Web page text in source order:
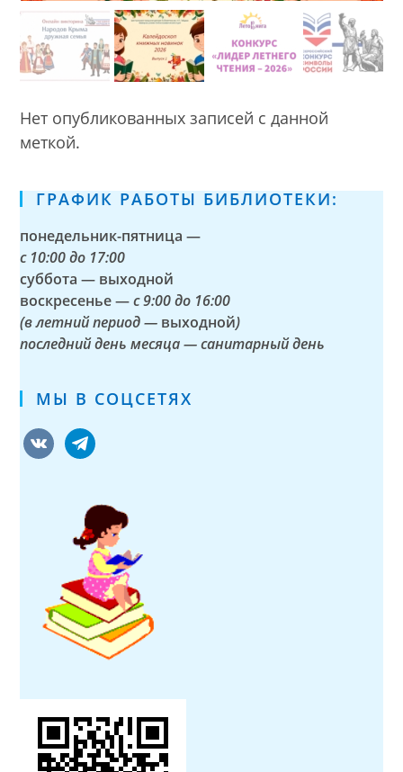
Нет опубликованных записей с данной
меткой.
ГРАФИК РАБОТЫ БИБЛИОТЕКИ:
понедельник-пятница —
с 10:00 до 17:00
суббота — выходной
воскресенье —с 9:00 до 16:00
(в летний период — выходной)
последний день месяца — санитарный день
МЫ В СОЦСЕТЯХ
vkontaktetelegram